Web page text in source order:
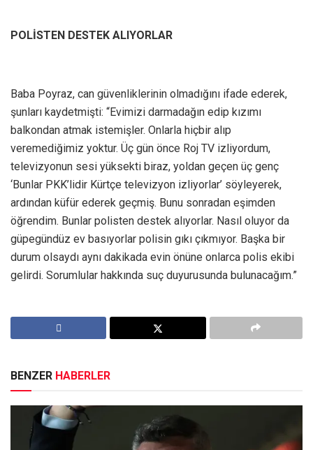
POLİSTEN DESTEK ALIYORLAR
Baba Poyraz, can güvenliklerinin olmadığını ifade ederek,
şunları kaydetmişti: “Evimizi darmadağın edip kızımı
balkondan atmak istemişler. Onlarla hiçbir alıp
veremediğimiz yoktur. Üç gün önce Roj TV izliyordum,
televizyonun sesi yüksekti biraz, yoldan geçen üç genç
‘Bunlar PKK’lidir Kürtçe televizyon izliyorlar’ söyleyerek,
ardından küfür ederek geçmiş. Bunu sonradan eşimden
öğrendim. Bunlar polisten destek alıyorlar. Nasıl oluyor da
güpegündüz ev basıyorlar polisin gıkı çıkmıyor. Başka bir
durum olsaydı aynı dakikada evin önüne onlarca polis ekibi
gelirdi. Sorumlular hakkında suç duyurusunda bulunacağım.”
BENZER HABERLER